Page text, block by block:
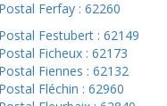
Ferfay : 62260
Festubert : 62149
Ficheux : 62173
Fiennes : 62132
Fléchin : 62960